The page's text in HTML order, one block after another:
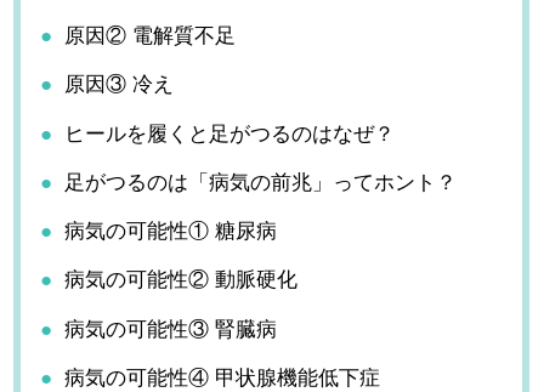
が信条。
原因② 電解質不足
原因③ 冷え
ヒールを履くと足がつるのはなぜ？
足がつるのは「病気の前兆」ってホント？
病気の可能性① 糖尿病
病気の可能性② 動脈硬化
病気の可能性③ 腎臓病
病気の可能性④ 甲状腺機能低下症